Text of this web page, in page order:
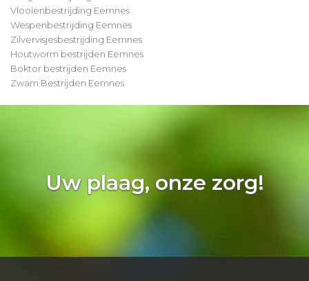
Vlooienbestrijding Eemnes
Wespenbestrijding Eemnes
Zilvervisjesbestrijding Eemnes
Houtworm bestrijden Eemnes
Boktor bestrijden Eemnes
Zwam Bestrijden Eemnes
Uw plaag, onze zorg!